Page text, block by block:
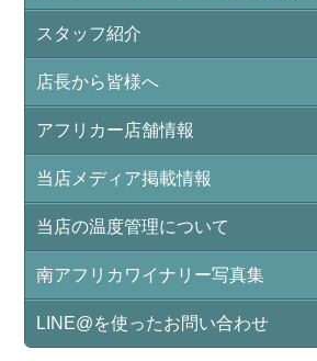
スタッフ紹介
店長から皆様へ
アフリカー店舗情報
当店メディア掲載情報
当店の温度管理について
南アフリカワイナリー写真集
LINE@を使ったお問い合わせ